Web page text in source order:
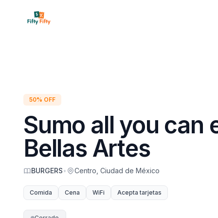
50% OFF
Sumo all you can
Bellas Artes
BURGERS• Centro, Ciudad de México
Comida Cena WiFi Acepta tarjetas